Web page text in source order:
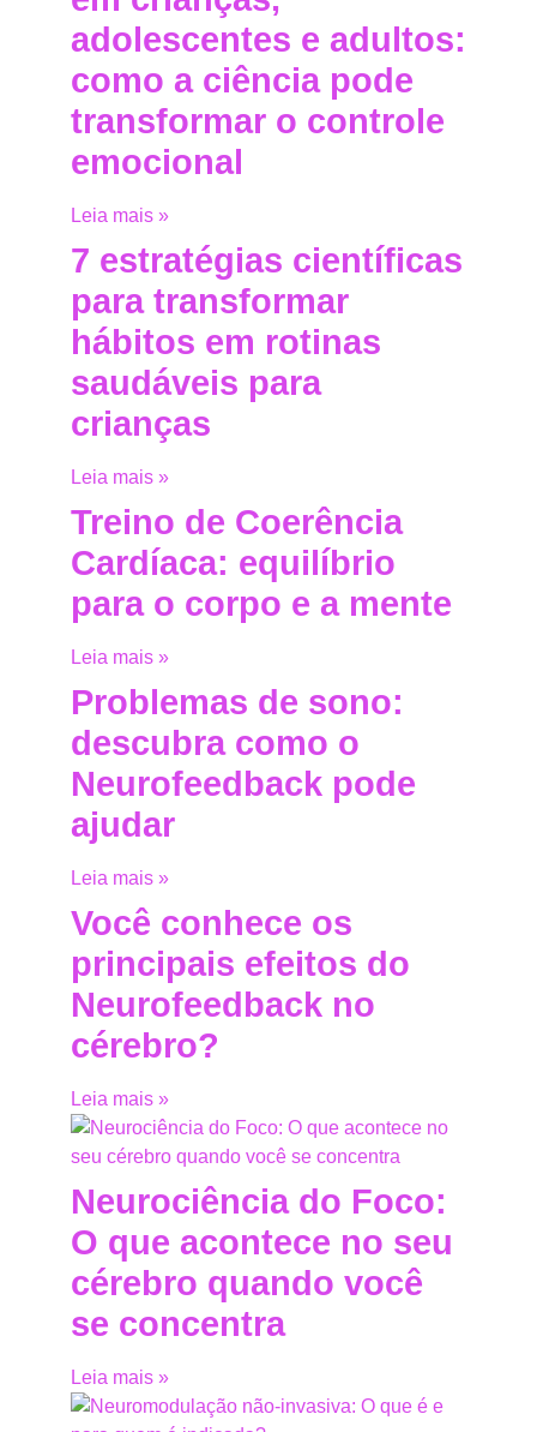
adolescentes e adultos:
como a ciência pode
transformar o controle
emocional
Leia mais »
7 estratégias científicas
para transformar
hábitos em rotinas
saudáveis para
crianças
Leia mais »
Treino de Coerência
Cardíaca: equilíbrio
para o corpo e a mente
Leia mais »
Problemas de sono:
descubra como o
Neurofeedback pode
ajudar
Leia mais »
Você conhece os
principais efeitos do
Neurofeedback no
cérebro?
Leia mais »
Neurociência do Foco:
O que acontece no seu
cérebro quando você
se concentra
Leia mais »